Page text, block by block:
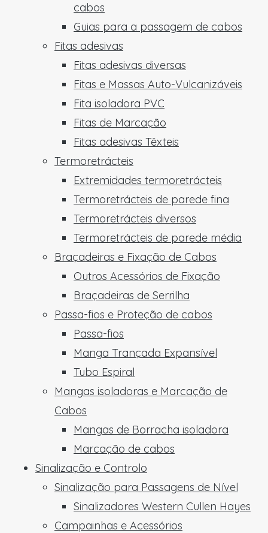
cabos
Guias para a passagem de cabos
Fitas adesivas
Fitas adesivas diversas
Fitas e Massas Auto-Vulcanizáveis
Fita isoladora PVC
Fitas de Marcação
Fitas adesivas Têxteis
Termoretrácteis
Extremidades termoretrácteis
Termoretrácteis de parede fina
Termoretrácteis diversos
Termoretrácteis de parede média
Braçadeiras e Fixação de Cabos
Outros Acessórios de Fixação
Braçadeiras de Serrilha
Passa-fios e Proteção de cabos
Passa-fios
Manga Trançada Expansível
Tubo Espiral
Mangas isoladoras e Marcação de
Cabos
Mangas de Borracha isoladora
Marcação de cabos
Sinalização e Controlo
Sinalização para Passagens de Nível
Sinalizadores Western Cullen Hayes
Campainhas e Acessórios